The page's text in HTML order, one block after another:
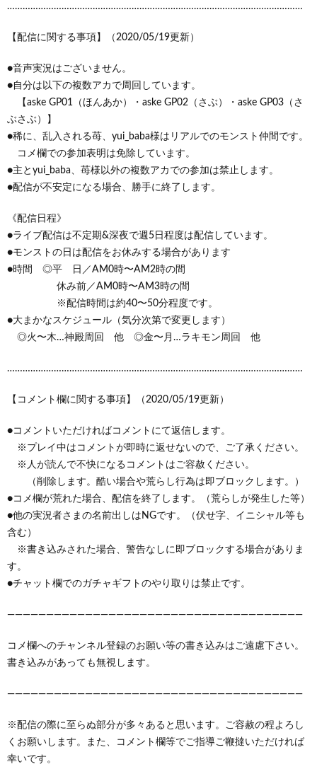
……………………………………………………………………………………………………
【配信に関する事項】（2020/05/19更新）
●音声実況はございません。
●自分は以下の複数アカで周回しています。
【aske GP01（ほんあか）・aske GP02（さぶ）・aske GP03（さ
ぶさぶ）】
●稀に、乱入される苺、yui_baba様はリアルでのモンスト仲間です。
コメ欄での参加表明は免除しています。
●主とyui_baba、苺様以外の複数アカでの参加は禁止します。
●配信が不安定になる場合、勝手に終了します。
《配信日程》
●ライブ配信は不定期&深夜で週5日程度は配信しています。
●モンストの日は配信をお休みする場合があります
●時間 ◎平 日／AM0時〜AM2時の間
休み前／AM0時〜AM3時の間
※配信時間は約40〜50分程度です。
●大まかなスケジュール（気分次第で変更します）
◎火〜木…神殿周回 他 ◎金〜月…ラキモン周回 他
……………………………………………………………………………………………………
【コメント欄に関する事項】（2020/05/19更新）
●コメントいただければコメントにて返信します。
※プレイ中はコメントが即時に返せないので、ご了承ください。
※人が読んで不快になるコメントはご容赦ください。
（削除します。酷い場合や荒らし行為は即ブロックします。）
●コメ欄が荒れた場合、配信を終了します。（荒らしが発生した等）
●他の実況者さまの名前出しはNGです。（伏せ字、イニシャル等も
含む）
※書き込みされた場合、警告なしに即ブロックする場合がありま
す。
●チャット欄でのガチャギフトのやり取りは禁止です。
——————————————————————————————————————
コメ欄へのチャンネル登録のお願い等の書き込みはご遠慮下さい。
書き込みがあっても無視します。
——————————————————————————————————————
※配信の際に至らぬ部分が多々あると思います。ご容赦の程よろし
くお願いします。また、コメント欄等でご指導ご鞭撻いただければ
幸いです。